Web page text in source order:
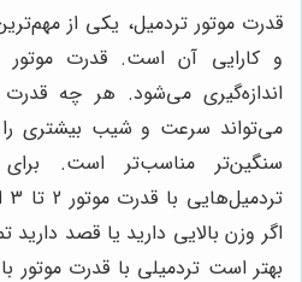
قدرت موتور تردمیل، یکی از
اندازه‌گیری می‌شود. هر چه قدرت
می‌تواند سرعت و شیب بیشتری را
سنگین‌تر مناسب‌تر است. برای
اگر وزن بالایی دارید یا قصد